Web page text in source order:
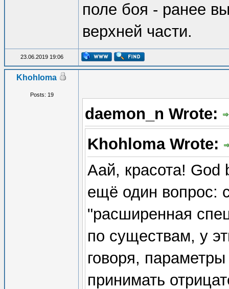
поле боя - ранее
верхней части.
23.06.2019 19:06
Khohloma
Posts: 19
daemon_n Wrote:
Khohloma Wrote:
Аай, красота! God
ещё один вопрос:
"расширенная
по существам, у
говоря,
принимать